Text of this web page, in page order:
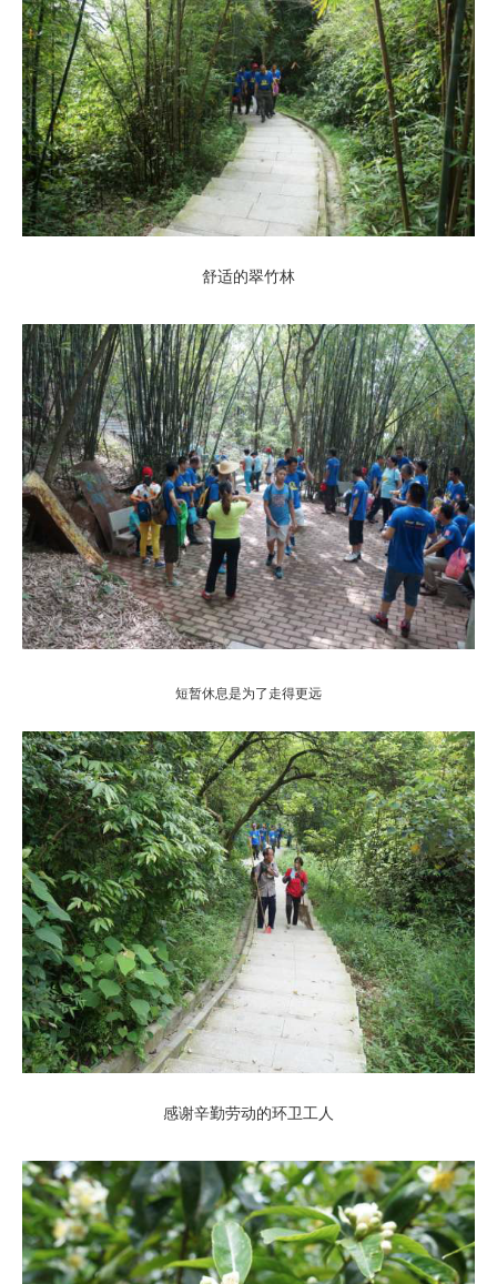
舒适的翠竹林
短暂休息是为了走得更远
感谢辛勤劳动的环卫工人